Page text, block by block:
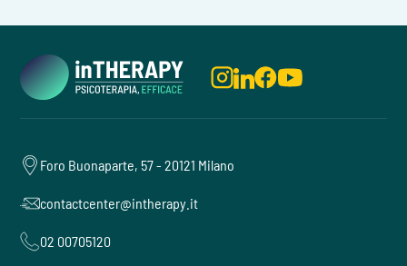
Foro Buonaparte, 57 - 20121 Milano
contactcenter@intherapy.it
02 00705120